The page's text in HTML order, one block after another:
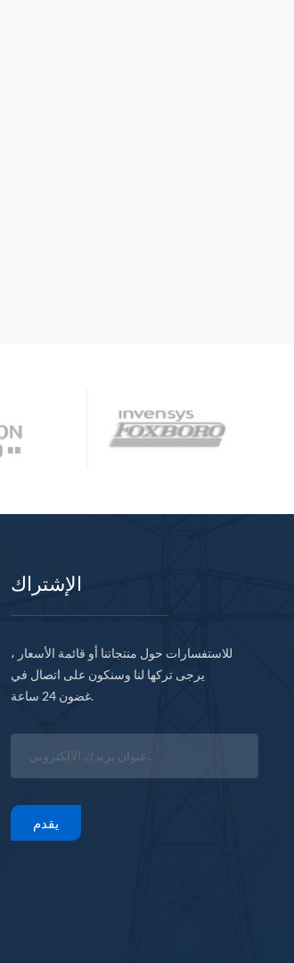
الإشتراك
للاستفسارات حول منتجاتنا أو قائمة الأسعار ،
يرجى تركها لنا وسنكون على اتصال في
غضون 24 ساعة.
يقدم